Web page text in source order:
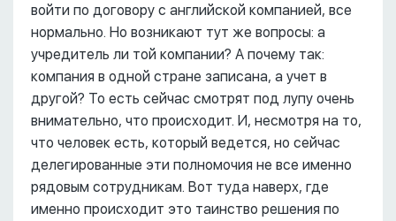
войти по договору с английской компанией, все
нормально. Но возникают тут же вопросы: а
учредитель ли той компании? А почему так:
компания в одной стране записана, а учет в
другой? То есть сейчас смотрят под лупу очень
внимательно, что происходит. И, несмотря на то,
что человек есть, который ведется, но сейчас
делегированные эти полномочия не все именно
рядовым сотрудникам. Вот туда наверх, где
именно происходит это таинство решения по